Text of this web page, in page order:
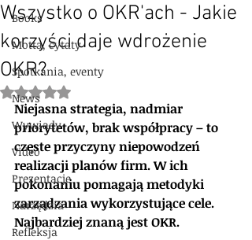
Books
Motta, cytaty
Spotkania, eventy
News
Wywiady
Video
Prezentacje
Narzędzia
Refleksja
Wszystko o OKR'ach - Jakie
korzyści daje wdrożenie
OKR?
Oceniono na NaN z 5 gwiazdek.
Niejasna strategia, nadmiar
priorytetów, brak współpracy – to
częste przyczyny niepowodzeń
realizacji planów firm. W ich
pokonaniu pomagają metodyki
zarządzania wykorzystujące cele.
Najbardziej znaną jest OKR.